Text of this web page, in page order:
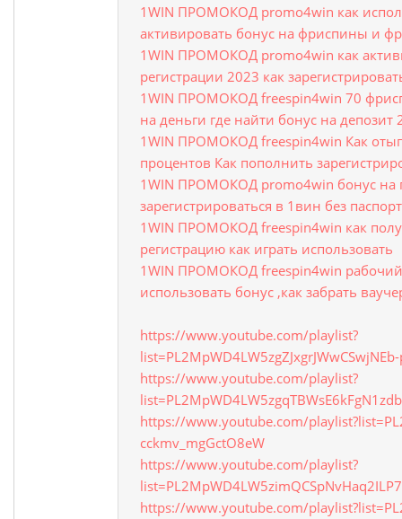
1WIN ПРОМОКОД promo4win как
активировать бонус на фриспины и
1WIN ПРОМОКОД promo4win как
регистрации 2023 как
1WIN ПРОМОКОД freespin4win 70
на деньги где найти бонус на депозит
1WIN ПРОМОКОД freespin4win Как
процентов Как пополнить
1WIN ПРОМОКОД promo4win бонус на
зарегистрироваться в 1вин без
1WIN ПРОМОКОД freespin4win как
регистрацию как играть использовать
1WIN ПРОМОКОД freespin4win
использовать бонус ,как забрать
https://www.youtube.com/playlist?
https://www.youtube.com/playlist?
https://www.youtube.com/
cckmv_mgGctO8eW
https://www.youtube.com/playlist?
https://www.youtube.com/